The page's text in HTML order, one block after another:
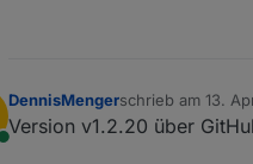
Online
DennisMengerschrieb am 13.
zuletzt editiert von
Version v1.2.20 über